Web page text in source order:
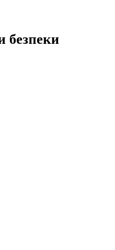
безпеки